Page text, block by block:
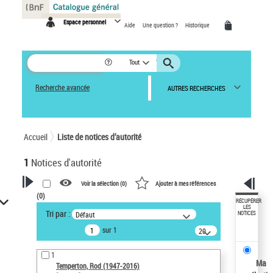
Espace personnel Aide Une question ? Historique
Tout
Recherche avancée AUTRES RECHERCHES
Accueil Liste de notices d’autorité
1 Notices d'autorité
VOTRE RECHERCHE
Recherche avancée dans les
notices d’autorité
Œuvres liées à l'auteur :
Temperton, Rod (1947-2016)
Voir la sélection (0) Ajouter à mes références
(0)
Tri par : Défaut
sur 1
20
résultats/page
1
Temperton, Rod (1947-2016)
RÉCUPÉRER
LES
NOTICES
Ma
Panneau de gestion des cookies